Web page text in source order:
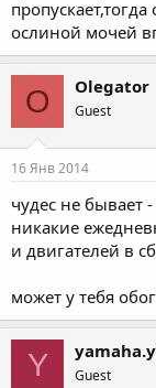
ослиной мочей
O Olegator
Guest
16 Янв 2014
чудес не бывает
никакие
и двигателей в
может у тебя
Y Guest